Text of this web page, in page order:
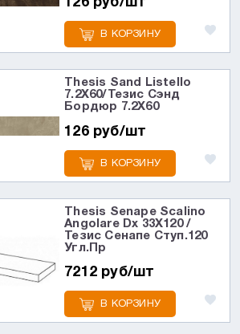
126 руб/шт
В КОРЗИНУ
Thesis Sand Listello
7.2X60/Тезис Сэнд
Бордюр 7.2X60
126 руб/шт
В КОРЗИНУ
Thesis Senape Scalino
Angolare Dx 33X120 /
Тезис Сенапе Ступ.120
Угл.Пр
7212 руб/шт
В КОРЗИНУ